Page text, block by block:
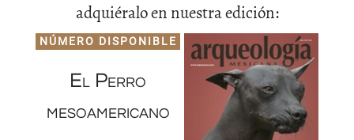
adquiéralo en nuestra edición:
NÚMERO DISPONIBLE
El Perro
mesoamericano